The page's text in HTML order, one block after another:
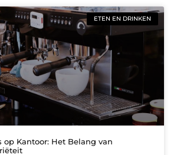
ETEN EN DRINKEN
op Kantoor: Het Belang van